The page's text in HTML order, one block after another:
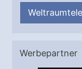
Werbepartner